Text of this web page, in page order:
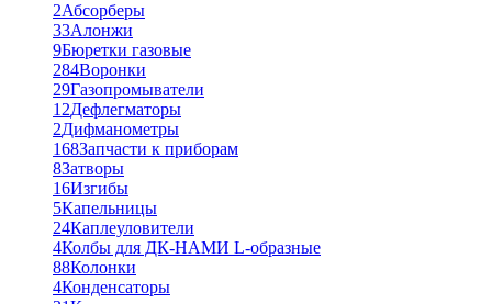
2Абсорберы
33Алонжи
9Бюретки газовые
284Воронки
29Газопромыватели
12Дефлегматоры
2Дифманометры
168Запчасти к приборам
8Затворы
16Изгибы
5Капельницы
24Каплеуловители
4Колбы для ДК-НАМИ L-образные
88Колонки
4Конденсаторы